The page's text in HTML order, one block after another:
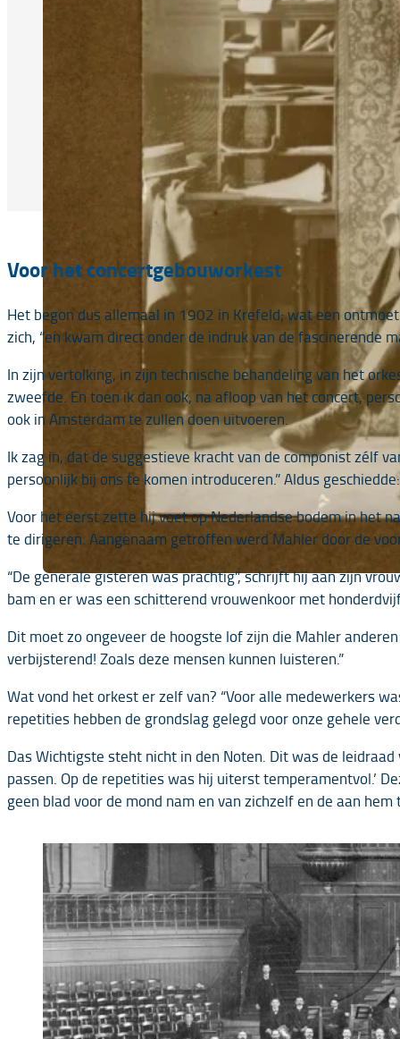
Voor het concertgebouworkest
Het begon dus allemaal in 1902 in Krefeld; wat een
zich, “en kwam direct onder de indruk van de fascinerende
In zijn vertolking, in zijn technische behandeling van het
zweefde. En toen ik dan ook, na afloop van het concert,
ook in Amsterdam te zullen doen uitvoeren.
Ik zag in, dat de suggestieve kracht van de componist zélf
persoonlijk bij ons te komen introduceren.” Aldus
Voor het eerst zette hij voet op Nederlandse bodem in het
te dirigeren. Aangenaam getroffen werd Mahler door de
“De generale gisteren was prachtig”, schrijft hij aan zijn
bam en er was een schitterend vrouwenkoor met
Dit moet zo ongeveer de hoogste lof zijn die Mahler
verbijsterend! Zoals deze mensen kunnen luisteren.”
Wat vond het orkest er zelf van? “Voor alle medewerkers
repetities hebben de grondslag gelegd voor onze gehele
Das Wichtigste steht nicht in den Noten. Dit was de
passen. Op de repetities was hij uiterst temperamentvol.’
geen blad voor de mond nam en van zichzelf en de aan